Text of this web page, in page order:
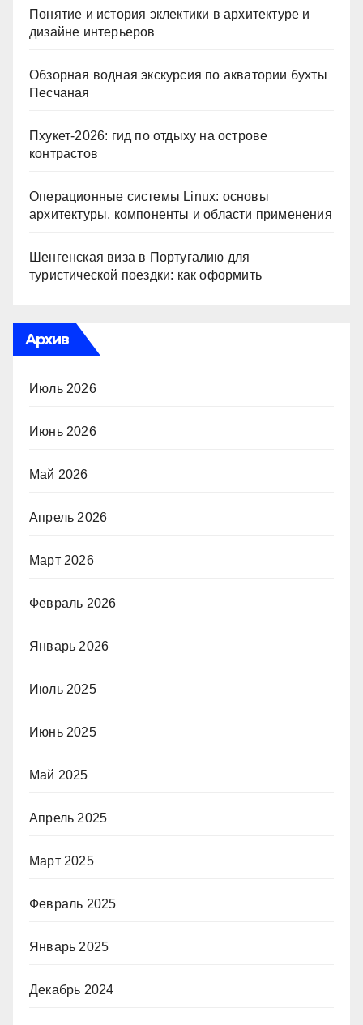
Понятие и история эклектики в архитектуре и
дизайне интерьеров
Обзорная водная экскурсия по акватории бухты
Песчаная
Пхукет-2026: гид по отдыху на острове
контрастов
Операционные системы Linux: основы
архитектуры, компоненты и области применения
Шенгенская виза в Португалию для
туристической поездки: как оформить
Архив
Июль 2026
Июнь 2026
Май 2026
Апрель 2026
Март 2026
Февраль 2026
Январь 2026
Июль 2025
Июнь 2025
Май 2025
Апрель 2025
Март 2025
Февраль 2025
Январь 2025
Декабрь 2024